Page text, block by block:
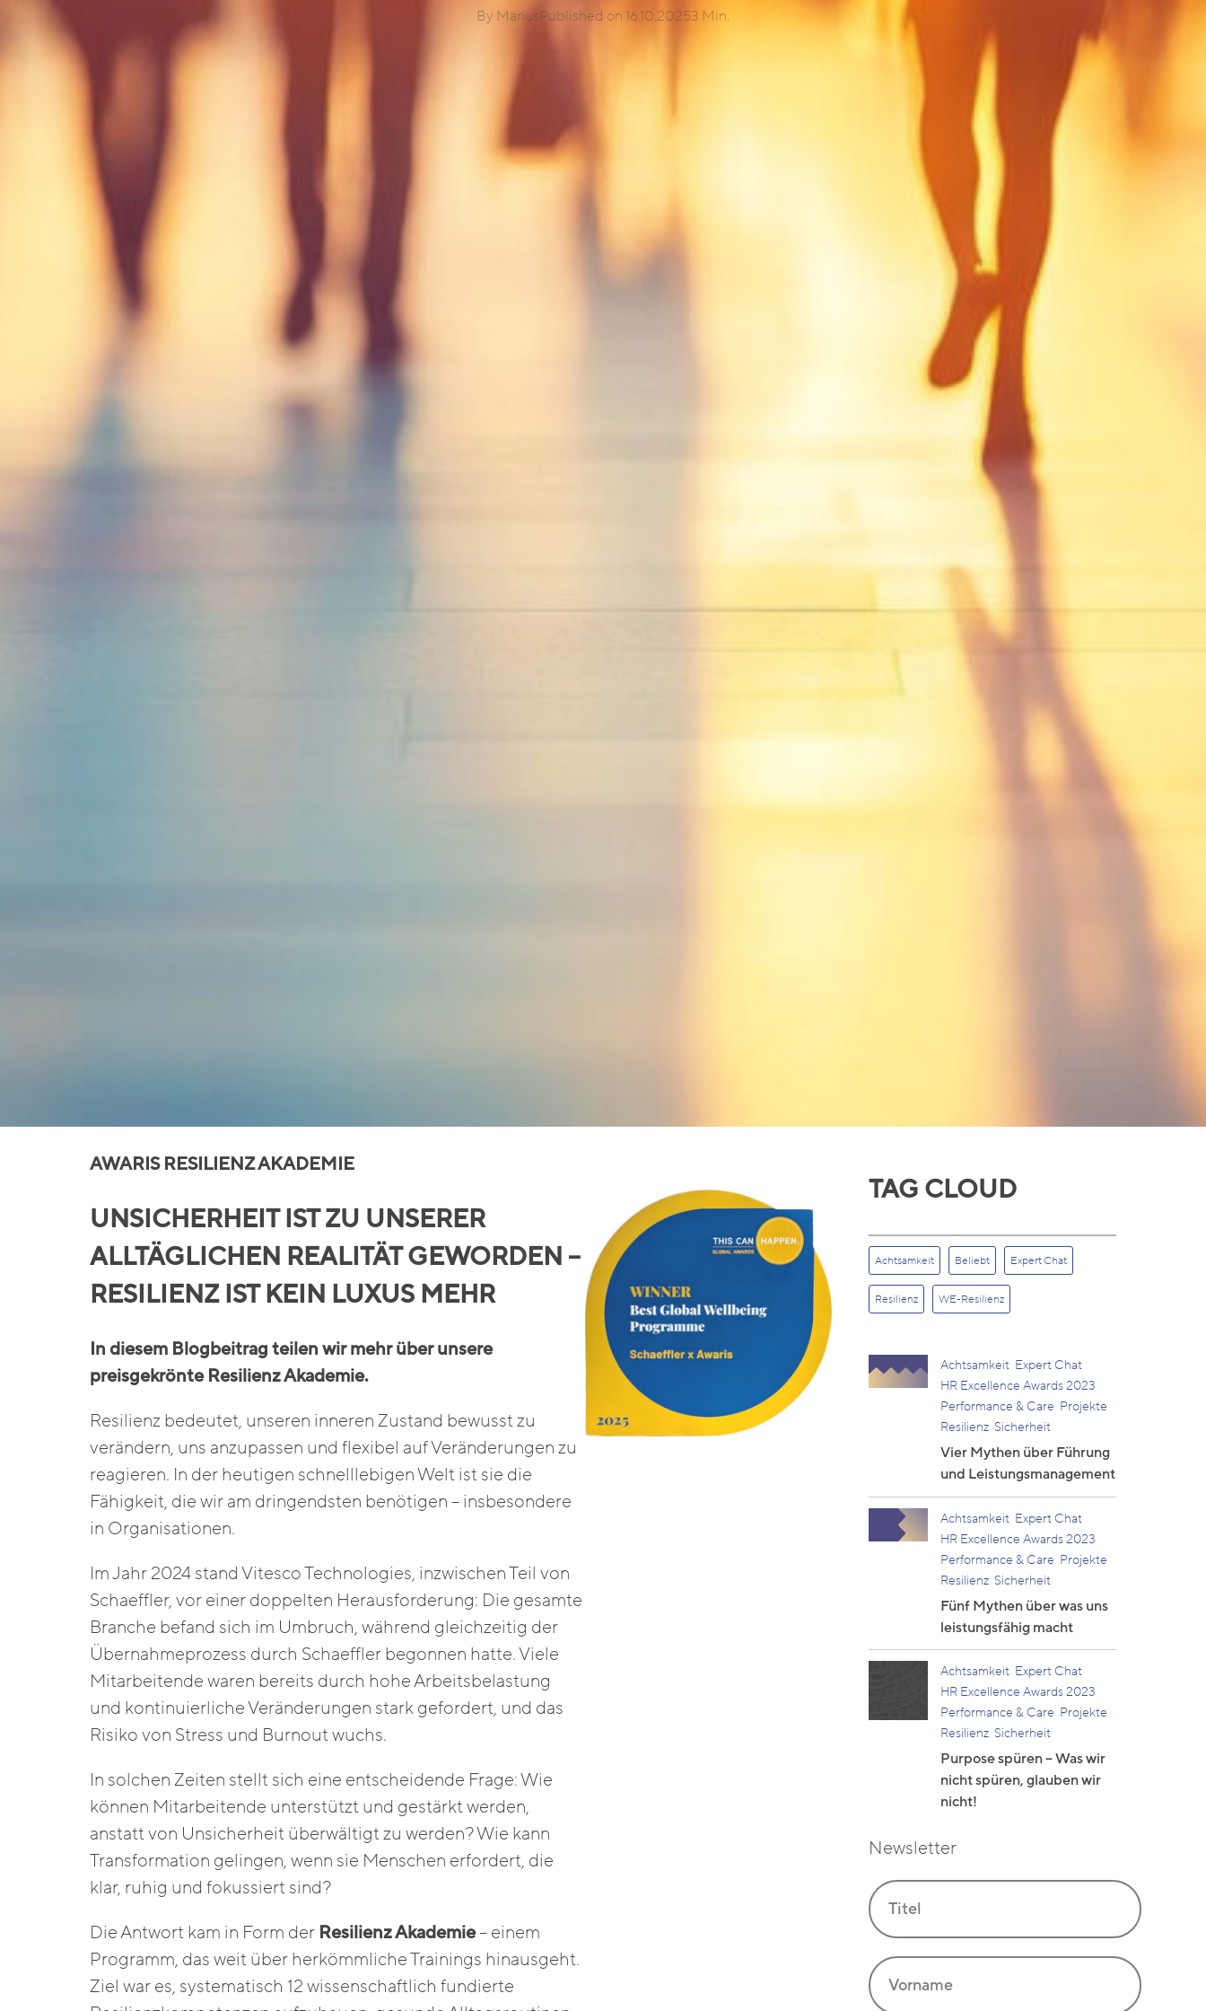
By MariusPublished on 16.10.20253 Min.
AWARIS RESILIENZ AKADEMIE
UNSICHERHEIT IST ZU UNSERER
ALLTÄGLICHEN REALITÄT GEWORDEN –
RESILIENZ IST KEIN LUXUS MEHR
In diesem Blogbeitrag teilen wir mehr über unsere
preisgekrönte Resilienz Akademie.
Resilienz bedeutet, unseren inneren Zustand bewusst zu
verändern, uns anzupassen und flexibel auf Veränderungen zu
reagieren. In der heutigen schnelllebigen Welt ist sie die
Fähigkeit, die wir am dringendsten benötigen – insbesondere
in Organisationen.
Im Jahr 2024 stand Vitesco Technologies, inzwischen Teil von
Schaeffler, vor einer doppelten Herausforderung: Die gesamte
Branche befand sich im Umbruch, während gleichzeitig der
Übernahmeprozess durch Schaeffler begonnen hatte. Viele
Mitarbeitende waren bereits durch hohe Arbeitsbelastung
und kontinuierliche Veränderungen stark gefordert, und das
Risiko von Stress und Burnout wuchs.
In solchen Zeiten stellt sich eine entscheidende Frage: Wie
können Mitarbeitende unterstützt und gestärkt werden,
anstatt von Unsicherheit überwältigt zu werden? Wie kann
Transformation gelingen, wenn sie Menschen erfordert, die
klar, ruhig und fokussiert sind?
Die Antwort kam in Form der Resilienz Akademie– einem
Programm, das weit über herkömmliche Trainings hinausgeht.
Ziel war es, systematisch 12 wissenschaftlich fundierte
TAG CLOUD
Achtsamkeit Beliebt Expert Chat
Resilienz WE-Resilienz
Achtsamkeit Expert Chat
HR Excellence Awards 2023
Performance & Care Projekte
Resilienz Sicherheit
Vier Mythen über Führung
und Leistungsmanagement
Achtsamkeit Expert Chat
HR Excellence Awards 2023
Performance & Care Projekte
Resilienz Sicherheit
Fünf Mythen über was uns
leistungsfähig macht
Achtsamkeit Expert Chat
HR Excellence Awards 2023
Performance & Care Projekte
Resilienz Sicherheit
Purpose spüren – Was wir
nicht spüren, glauben wir
nicht!
Newsletter